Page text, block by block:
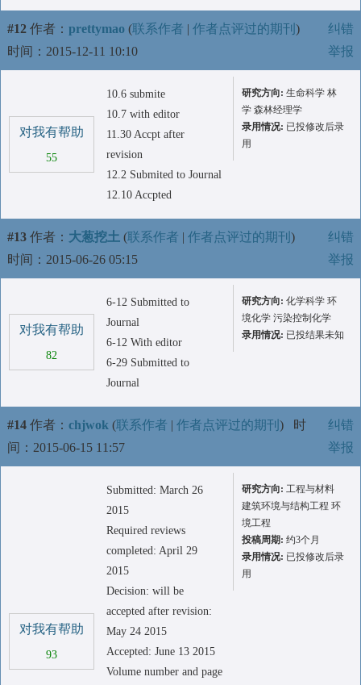
#12 作者： prettymao (联系作者 | 作者点评过的期刊 )
时间：2015-12-11 10:10
纠错
举报
对我有帮助
55
10.6 submite
10.7 with editor
11.30 Accpt after
revision
12.2 Submited to Journal
12.10 Accpted
研究方向: 生命科学 林
学 森林经理学
录用情况: 已投修改后录
用
#13 作者： 大葱挖土 (联系作者 | 作者点评过的期刊 )
时间：2015-06-26 05:15
纠错
举报
对我有帮助
82
6-12 Submitted to
Journal
6-12 With editor
6-29 Submitted to
Journal
研究方向: 化学科学 环
境化学 污染控制化学
录用情况: 已投结果未知
#14 作者： chjwok (联系作者 | 作者点评过的期刊 ) 时
间：2015-06-15 11:57
纠错
举报
对我有帮助
93
Submitted: March 26
2015
Required reviews
completed: April 29
2015
Decision: will be
accepted after revision:
May 24 2015
Accepted: June 13 2015
Volume number and page
研究方向: 工程与材料
建筑环境与结构工程 环
境工程
投稿周期: 约3个月
录用情况: 已投修改后录
用